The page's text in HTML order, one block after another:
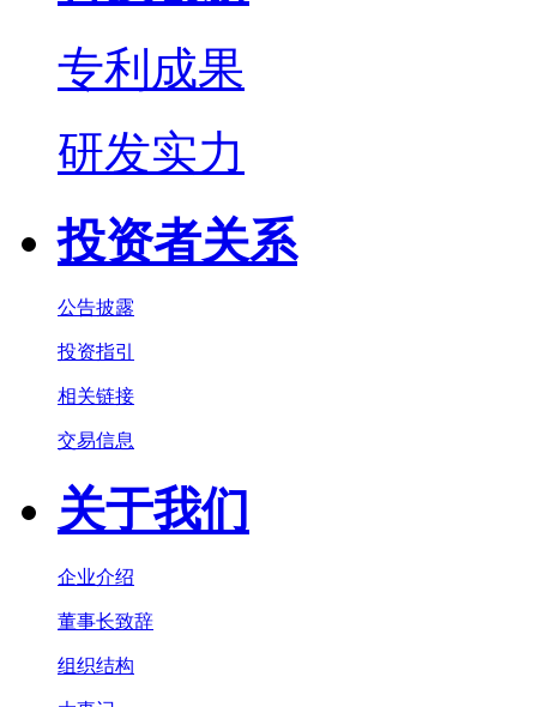
专利成果
研发实力
投资者关系
公告披露
投资指引
相关链接
交易信息
关于我们
企业介绍
董事长致辞
组织结构